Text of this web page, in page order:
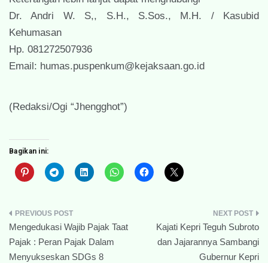
Dr. Andri W. S,, S.H., S.Sos., M.H. / Kasubid
Kehumasan
Hp. 081272507936
Email: humas.puspenkum@kejaksaan.go.id
(Redaksi/Ogi “Jhengghot”)
Bagikan ini:
Navigasi
pos
Mengedukasi Wajib Pajak Taat
Pajak : Peran Pajak Dalam
Menyukseskan SDGs 8
Kajati Kepri Teguh Subroto
dan Jajarannya Sambangi
Gubernur Kepri